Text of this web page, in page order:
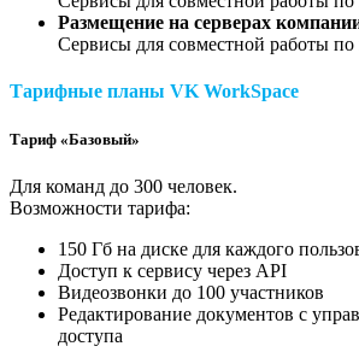
Размещение на серверах
Сервисы для совместной работы по
Тарифные планы VK WorkSpace
Тариф «Базовый»
Для команд до 300 человек.
Возможности тарифа:
150 Гб на диске для каждого
Доступ к сервису через API
Видеозвонки до 100 участников
Редактирование документов с
доступа